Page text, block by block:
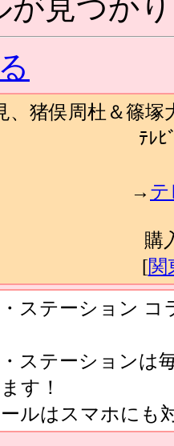
が見つか
、猪俣周杜＆篠塚
ﾃﾚﾋ
→
購
[関
・ステーション
・ステーション
す！
ルはスマホにも